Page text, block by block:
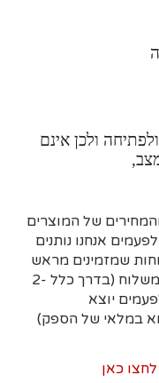
ולכן אינם
של המוצרים
אנחנו נותנים
שמזמינים מראש
דרך האתר וקובעים איסוף עצמי או משלוח (בדרך כלל 2-
יוצא
במלאי של הספק)
כאן